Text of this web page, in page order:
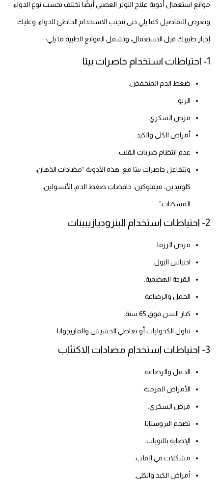
موانع استعمال أدوية علاج التوتر العصبي أيضًا تختلف بحسب نوع الدواء،
ونعرض التفاصيل كما يلي حتى تتجنب الاستخدام الخاطئ للدواء، وعليك
إخبار طبيبك قبل الاستعمال، وتشمل الموانع الطبية ما يلي:
1- احتياطات استخدام حاصرات بيتا
ضغط الدم المنخفض.
الربو.
مرض السكري.
أمراض الكلى والكبد.
عدم انتظام ضربات القلب.
وتتفاعل حاصرات بيتا مع هذه الأدوية “مضادات الذهان،
كلونيدين، ميفلوكين، خافضات ضغط الدم، الأنسولين،
المسكنات”.
2- احتياطات استخدام البنزوديازيبينات
مرض الزرقا.
احتباس البول.
القرحة الهضمية.
الحمل والرضاعة.
كبار السن فوق 65 سنة.
تناول الكحوليات أو تعاطي الحشيش والماريجوانا.
3- احتياطات استخدام مضادات الاكتئاب
الحمل والرضاعة.
الأمراض المزمنة.
مرض السكري.
تضخم البروستاتا.
الإصابة بالنوبات.
مشكلات في القلب.
أمراض الكبد والكلى.